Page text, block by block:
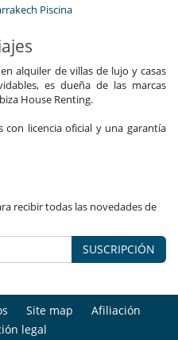
Piscina
alquiler de villas de lujo y casas
es dueña de las marcas
House Renting.
con licencia oficial y una garantía
recibir todas las novedades de
SUSCRIPCIÓN
Site map
Afiliación
legal